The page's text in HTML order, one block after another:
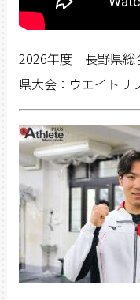
2026年度 長野県総
県大会：ウエイトリ